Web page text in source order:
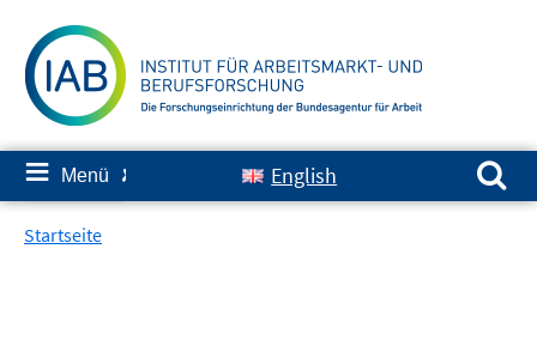
zum
Inhalt
≡ Menü ✘ English
Suchen nach:
Startseite